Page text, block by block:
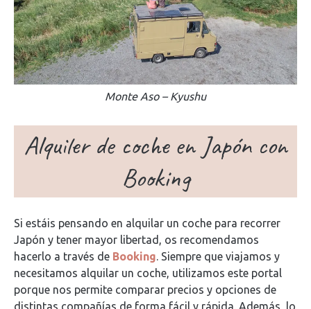
Monte Aso – Kyushu
Alquiler de coche en Japón con
Booking
Si estáis pensando en alquilar un coche para recorrer
Japón y tener mayor libertad, os recomendamos
hacerlo a través de Booking. Siempre que viajamos y
necesitamos alquilar un coche, utilizamos este portal
porque nos permite comparar precios y opciones de
distintas compañías de forma fácil y rápida. Además, lo